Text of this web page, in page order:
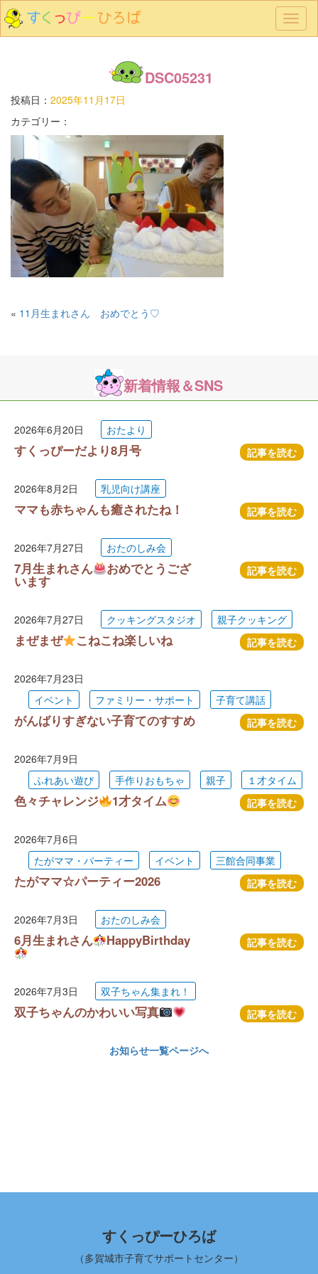
メ
ニ
DSC05231
投稿日： 2025年11月17日
カテゴリー：
« 11月生まれさん おめでとう♡
新着情報＆SNS
2026年6月20日 おたより
すくっぴーだより8月号 記事を読む
2026年8月2日 乳児向け講座
ママも赤ちゃんも癒されたね！ 記事を読む
2026年7月27日 おたのしみ会
7月生まれさん おめでとうござ
います
記事を読む
2026年7月27日 クッキングスタジオ 親子クッキング
まぜまぜ こねこね楽しいね 記事を読む
2026年7月23日
イベント
ファミリー・サポート 子育て講話
がんばりすぎない子育てのすすめ 記事を読む
2026年7月9日
ふれあい遊び
手作りおもちゃ 親子 １才タイム
色々チャレンジ 1才タイム 記事を読む
2026年7月6日
たがママ・パーティー
イベント 三館合同事業
たがママ☆パーティー2026 記事を読む
2026年7月3日 おたのしみ会
6月生まれさん HappyBirthday 記事を読む
2026年7月3日 双子ちゃん集まれ！
双子ちゃんのかわいい写真 記事を読む
お知らせ一覧ページへ
すくっぴーひろば
（多賀城市子育てサポートセンター）